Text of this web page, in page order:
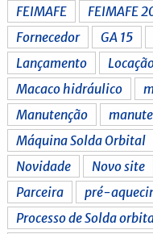
FEIMAFE
FEIMAFE
Fornecedor
GA 15
Lançamento
Macaco hidráulico
Manutenção
Máquina Solda Orbital
Novidade
Novo site
Parceira
pré-
Processo de Solda